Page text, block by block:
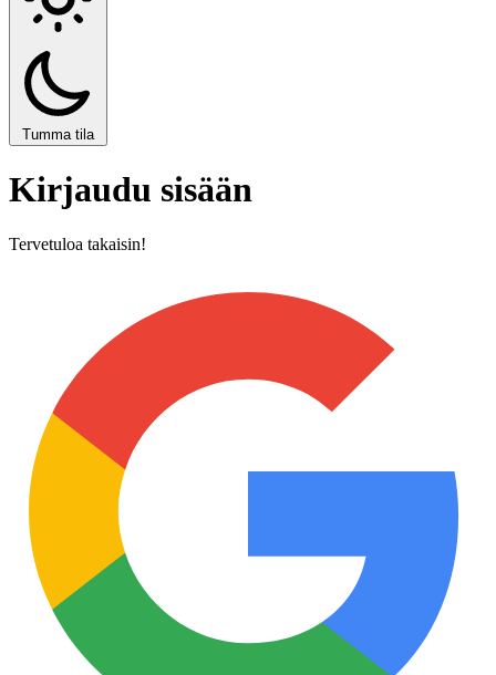
Tumma tila
Kirjaudu sisään
Tervetuloa takaisin!